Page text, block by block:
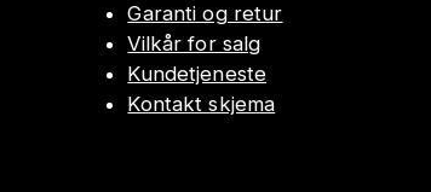
Garanti og retur
Vilkår for salg
Kundetjeneste
Kontakt skjema